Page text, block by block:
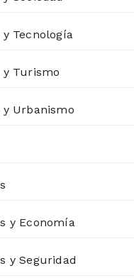
Tecnología
Turismo
Urbanismo
y Economía
y Seguridad